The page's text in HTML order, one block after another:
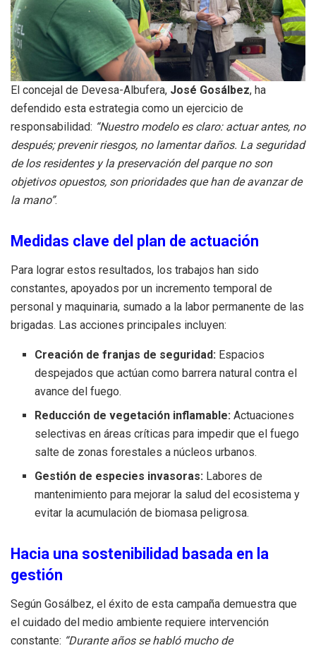
El concejal de Devesa-Albufera, José Gosálbez, ha
defendido esta estrategia como un ejercicio de
responsabilidad: “Nuestro modelo es claro: actuar antes, no
después; prevenir riesgos, no lamentar daños. La seguridad
de los residentes y la preservación del parque no son
objetivos opuestos, son prioridades que han de avanzar de
la mano”.
Medidas clave del plan de actuación
Para lograr estos resultados, los trabajos han sido
constantes, apoyados por un incremento temporal de
personal y maquinaria, sumado a la labor permanente de las
brigadas. Las acciones principales incluyen:
Creación de franjas de seguridad: Espacios
despejados que actúan como barrera natural contra el
avance del fuego.
Reducción de vegetación inflamable: Actuaciones
selectivas en áreas críticas para impedir que el fuego
salte de zonas forestales a núcleos urbanos.
Gestión de especies invasoras: Labores de
mantenimiento para mejorar la salud del ecosistema y
evitar la acumulación de biomasa peligrosa.
Hacia una sostenibilidad basada en la
gestión
Según Gosálbez, el éxito de esta campaña demuestra que
el cuidado del medio ambiente requiere intervención
constante: “Durante años se habló mucho de